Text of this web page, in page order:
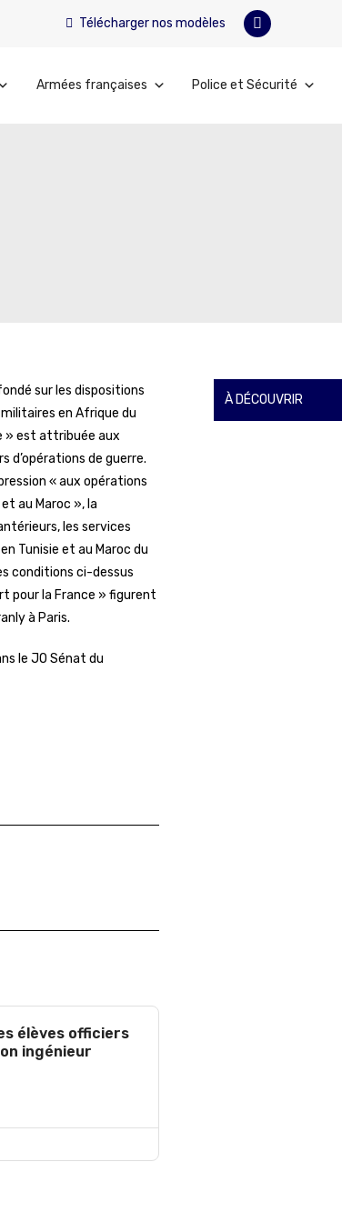
Télécharger nos modèles
Armées françaises Police et Sécurité
sur les dispositions
en Afrique du
» est attribuée aux
d’opérations de guerre.
« aux opérations
au Maroc », la
les services
Tunisie et au Maroc du
conditions ci-dessus
pour la France » figurent
à Paris.
le JO Sénat du
élèves officiers
ingénieur
À DÉCOUVRIR